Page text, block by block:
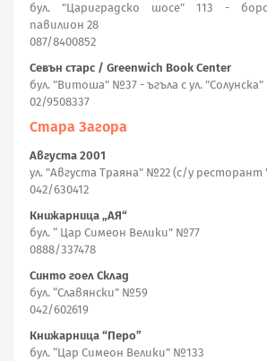
бул. "Цариградско шосе" 113 -
павилион 28
087/8400852
Севън старс / Greenwich Book Center
бул. "Витоша" №37 - ъгъла с ул. "Солунска"
02/9508337
Стара Загора
Августа 2001
ул. "Августа Траяна" №22 (с/у ресторант
042/630412
Книжарница „АЯ“
бул. “ Цар Симеон Велики” №77
0888/337478
Синто гоел Склад
бул. “Славянски” №59
042/602619
Книжарница “Перо”
бул. “Цар Симеон Велики” №133